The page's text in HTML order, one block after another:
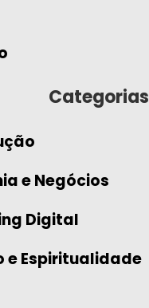
Categorias
e Negócios
Digital
e Espiritualidade